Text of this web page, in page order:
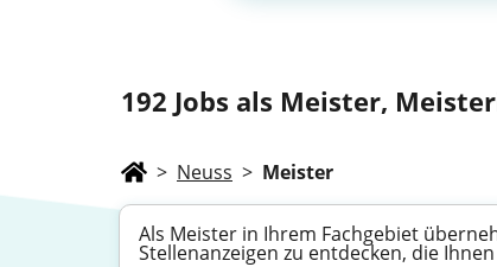
192 Jobs als Meister,
> Neuss > Meister
Als Meister in Ihrem Fachgebiet
Stellenanzeigen zu entdecken, die